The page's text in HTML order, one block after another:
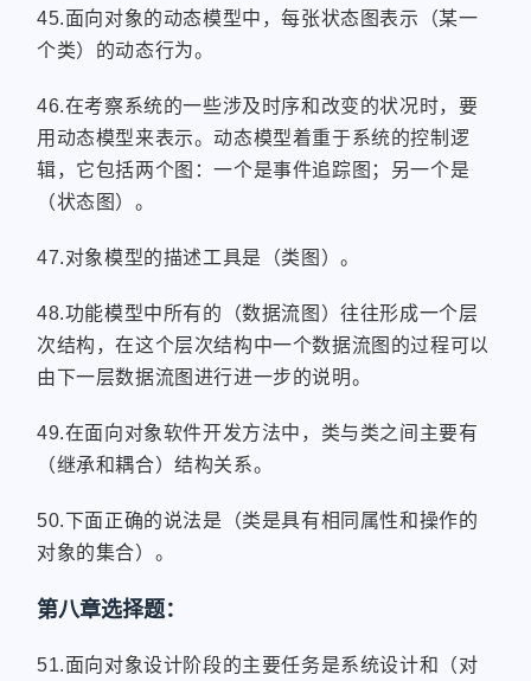
45.面向对象的动态模型中，每张状态图表示（某一
个类）的动态行为。
46.在考察系统的一些涉及时序和改变的状况时，要
用动态模型来表示。动态模型着重于系统的控制逻
辑，它包括两个图：一个是事件追踪图；另一个是
（状态图）。
47.对象模型的描述工具是（类图）。
48.功能模型中所有的（数据流图）往往形成一个层
次结构，在这个层次结构中一个数据流图的过程可以
由下一层数据流图进行进一步的说明。
49.在面向对象软件开发方法中，类与类之间主要有
（继承和耦合）结构关系。
50.下面正确的说法是（类是具有相同属性和操作的
对象的集合）。
第八章选择题：
51.面向对象设计阶段的主要任务是系统设计和（对